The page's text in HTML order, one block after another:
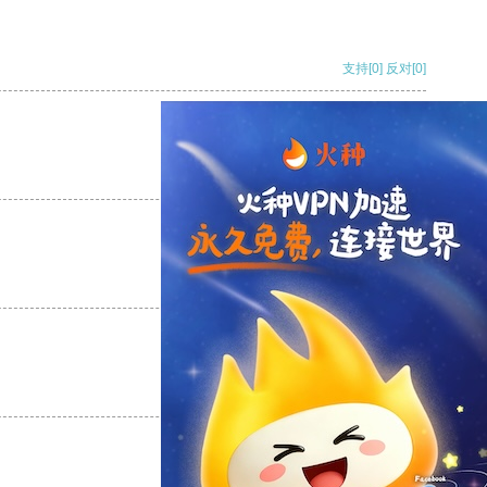
支持[0] 反对[0]
反对
反对[0]